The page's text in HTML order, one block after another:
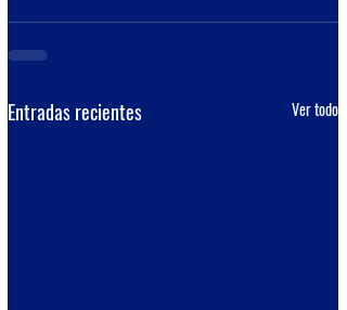
Entradas recientes Ver todo